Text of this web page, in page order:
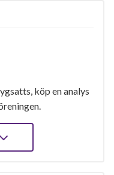
köp en analys